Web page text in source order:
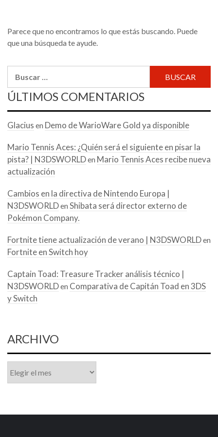
Parece que no encontramos lo que estás buscando. Puede
que una búsqueda te ayude.
ÚLTIMOS COMENTARIOS
Glacius en Demo de WarioWare Gold ya disponible
Mario Tennis Aces: ¿Quién será el siguiente en pisar la
pista? | N3DSWORLDen Mario Tennis Aces recibe nueva
actualización
Cambios en la directiva de Nintendo Europa |
N3DSWORLDen Shibata será director externo de
Pokémon Company.
Fortnite tiene actualización de verano | N3DSWORLDen
Fortnite en Switch hoy
Captain Toad: Treasure Tracker análisis técnico |
N3DSWORLDen Comparativa de Capitán Toad en 3DS
y Switch
ARCHIVO